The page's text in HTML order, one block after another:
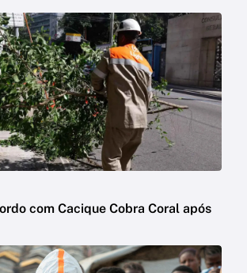
com Cacique Cobra Coral após